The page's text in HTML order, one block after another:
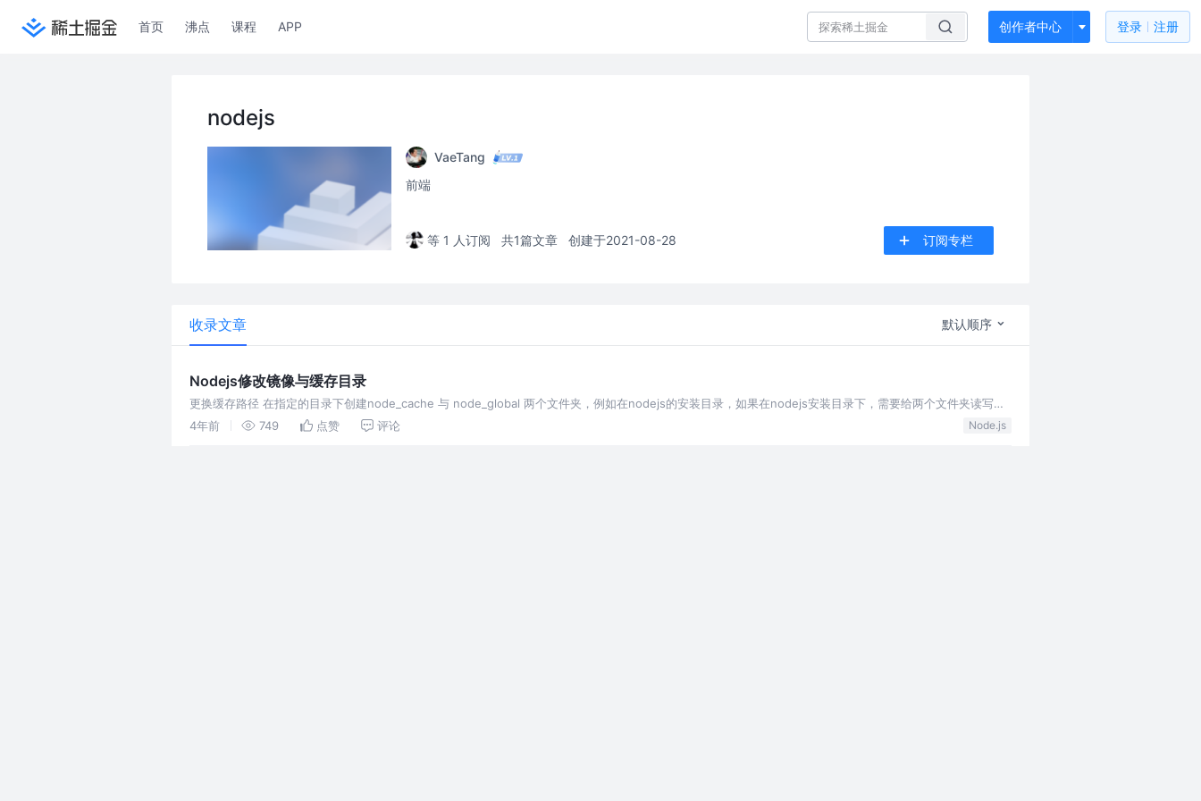
首页 沸点 课程 APP 创作者中心 登录 注册
nodejs
VaeTang
前端
等 1 人订阅 共1篇文章 创建于2021-08-28 订阅专栏
收录文章 默认顺序
Nodejs修改镜像与缓存目录
更换缓存路径 在指定的目录下创建node_cache 与 node_global 两个文件夹，例如在nodejs的安装目录，如果在nodejs安装目录下，需要给两个文件夹读写权
限 在cmd输入命令 设
4年前 749 点赞 评论 Node.js